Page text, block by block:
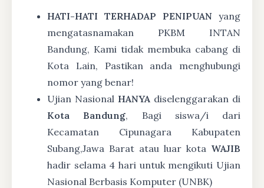
HATI-HATI TERHADAP PENIPUAN yang
mengatasnamakan PKBM INTAN
Bandung, Kami tidak membuka cabang di
Kota Lain, Pastikan anda menghubungi
nomor yang benar!
Ujian Nasional HANYA diselenggarakan di
Kota Bandung, Bagi siswa/i dari
Kecamatan Cipunagara Kabupaten
Subang,Jawa Barat atau luar kota WAJIB
hadir selama 4 hari untuk mengikuti Ujian
Nasional Berbasis Komputer (UNBK)